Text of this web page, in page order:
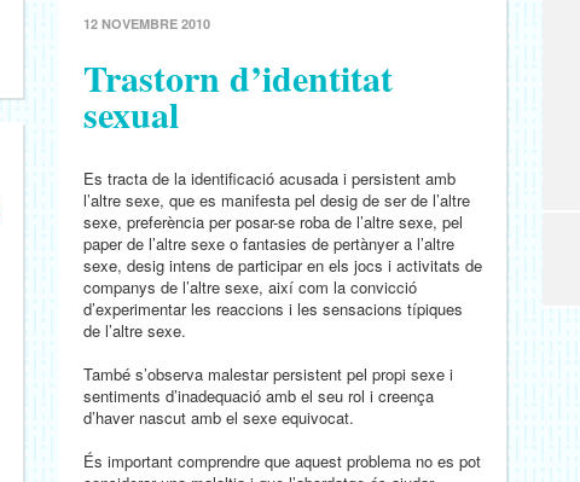
12 NOVEMBRE 2010
Trastorn d’identitat
sexual
Es tracta de la identificació acusada i persistent amb
l’altre sexe, que es manifesta pel desig de ser de l’altre
sexe, preferència per posar-se roba de l’altre sexe, pel
paper de l’altre sexe o fantasies de pertànyer a l’altre
sexe, desig intens de participar en els jocs i activitats de
companys de l’altre sexe, així com la convicció
d’experimentar les reaccions i les sensacions típiques
de l’altre sexe.
També s’observa malestar persistent pel propi sexe i
sentiments d’inadequació amb el seu rol i creença
d’haver nascut amb el sexe equivocat.
És important comprendre que aquest problema no es pot